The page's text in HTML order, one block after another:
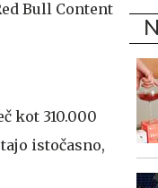
kot 310.000
istočasno,